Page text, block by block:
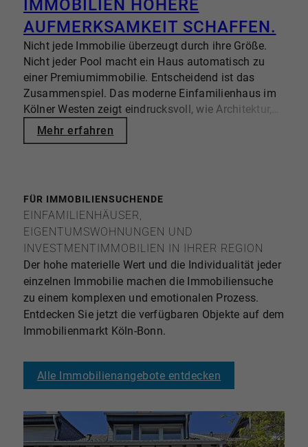
fundierter Immobilienbewertung auf Augenhöhe.
Die Kosten einer Immobilienbewertung in Köln
hängen von Umfang und Zweck der Bewertung ab.
Eine Marktpreiseinschätzung durch einen Makler
erfolgt häufig kostenfrei im Rahmen eines in
Aussicht gestellten Verkaufsmandats.
Kurzgutachten liegen meist zwischen 500 und 1.500
Euro. Gerichtsfeste Verkehrswertgutachten kosten
meist ca. 2.000 bis 6.000 Euro – bei komplexen
liefern erste Orientierungen, ersetzen jedoch keine
individuelle Bewertung. Dr. OEBELS + partner
verbindet regionale Expertise mit strategischer
Marktanalyse und gezielter Vermarktung.
MMOBILIEN HÖHERE A
UFMERKSAMKEIT SCHAFFEN.
Nicht jede Immobilie überzeugt durch ihre Größe.
Nicht jeder Pool macht ein Haus automatisch zu
einer Premiumimmobilie. Entscheidend ist das
Zusammenspiel. Das moderne Einfamilienhaus im
Kölner Westen zeigt eindrucksvoll, wie Architektur,
Lage und Wohngefühl eine Immobilie zu einem
stimmigen Gesamtkonzept werden lassen. Auf
Mehr erfahren
FÜR IMMOBILIENSUCHENDE
EINFAMILIENHÄUSER,
EIGENTUMSWOHNUNGEN UND
INVESTMENTIMMOBILIEN IN IHRER REGION
Der hohe materielle Wert und die Individualität jeder
einzelnen Immobilie machen die Immobiliensuche
zu einem komplexen und emotionalen Prozess.
Entdecken Sie jetzt die verfügbaren Objekte auf dem
Immobilienmarkt Köln-Bonn.
Alle Immobilienangebote entdecken